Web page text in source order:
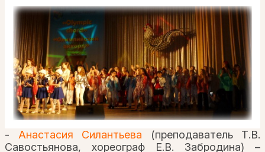
- Анастасия Силантьева
(преподаватель Т.В.
Савостьянова, хореограф Е.В. Забродина) –